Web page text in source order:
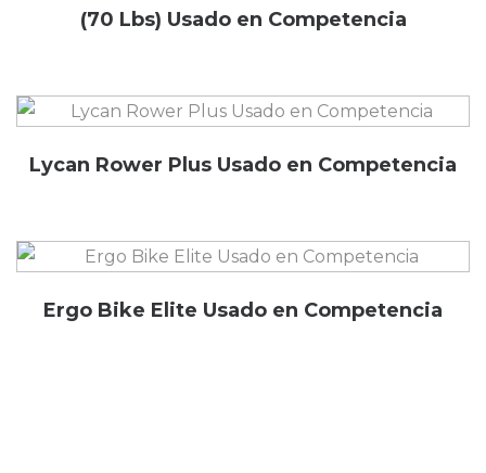
(70 Lbs) Usado en Competencia
Lycan Rower Plus Usado en Competencia
Ergo Bike Elite Usado en Competencia